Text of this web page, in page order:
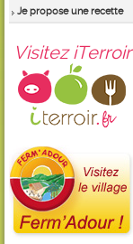
Je propose une recette
Visitez iTerroir